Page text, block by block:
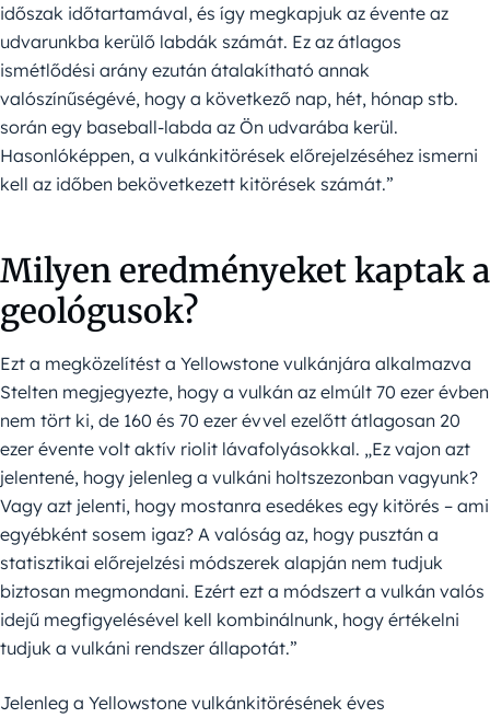
időszak időtartamával, és így megkapjuk az évente az
udvarunkba kerülő labdák számát. Ez az átlagos
ismétlődési arány ezután átalakítható annak
valószínűségévé, hogy a következő nap, hét, hónap stb.
során egy baseball-labda az Ön udvarába kerül.
Hasonlóképpen, a vulkánkitörések előrejelzéséhez ismerni
kell az időben bekövetkezett kitörések számát.”
Milyen eredményeket kaptak a
geológusok?
Ezt a megközelítést a Yellowstone vulkánjára alkalmazva
Stelten megjegyezte, hogy a vulkán az elmúlt 70 ezer évben
nem tört ki, de 160 és 70 ezer évvel ezelőtt átlagosan 20
ezer évente volt aktív riolit lávafolyásokkal. „Ez vajon azt
jelentené, hogy jelenleg a vulkáni holtszezonban vagyunk?
Vagy azt jelenti, hogy mostanra esedékes egy kitörés – ami
egyébként sosem igaz? A valóság az, hogy pusztán a
statisztikai előrejelzési módszerek alapján nem tudjuk
biztosan megmondani. Ezért ezt a módszert a vulkán valós
idejű megfigyelésével kell kombinálnunk, hogy értékelni
tudjuk a vulkáni rendszer állapotát.”
Jelenleg a Yellowstone vulkánkitörésének éves